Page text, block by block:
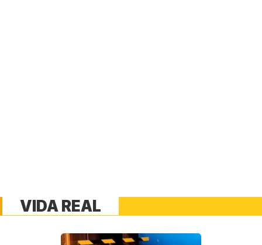
VIDA REAL